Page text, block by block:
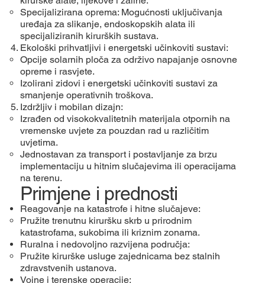
Specijalizirana oprema: Mogućnosti uključivanja
uređaja za slikanje, endoskopskih alata ili
specijaliziranih kirurških sustava.
Ekološki prihvatljivi i energetski učinkoviti sustavi:
Opcije solarnih ploča za održivo napajanje osnovne
opreme i rasvjete.
Izolirani zidovi i energetski učinkoviti sustavi za
smanjenje operativnih troškova.
Izdržljiv i mobilan dizajn:
Izrađen od visokokvalitetnih materijala otpornih na
vremenske uvjete za pouzdan rad u različitim
uvjetima.
Jednostavan za transport i postavljanje za brzu
implementaciju u hitnim slučajevima ili operacijama
na terenu.
Primjene i prednosti
Reagovanje na katastrofe i hitne slučajeve:
Pružite trenutnu kiruršku skrb u prirodnim
katastrofama, sukobima ili kriznim zonama.
Ruralna i nedovoljno razvijena područja:
Pružite kirurške usluge zajednicama bez stalnih
zdravstvenih ustanova.
Vojne i terenske operacije: